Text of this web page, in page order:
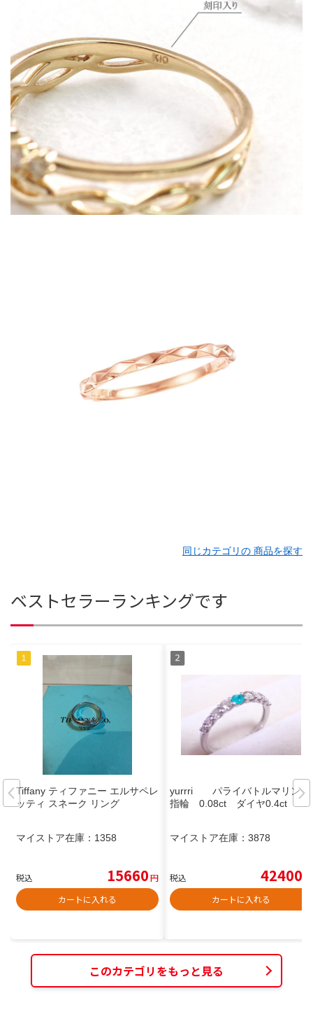
同じカテゴリの 商品を探す
ベストセラーランキングです
Tiffany ティファニー エルサペレ
ッティ スネーク リング
マイストア在庫： 1358
税込 15660円
カートに入れる
yurrri パライバトルマリン
指輪 0.08ct ダイヤ0.4ct
マイストア在庫： 3878
税込 42400
カートに入れる
このカテゴリをもっと見る